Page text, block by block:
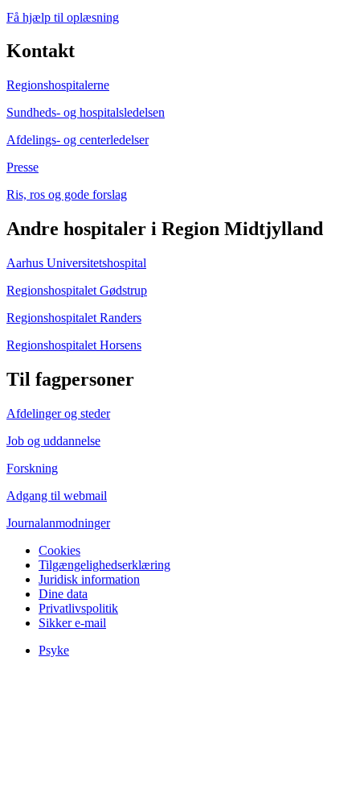
Få hjælp til oplæsning
Kontakt
Regionshospitalerne
Sundheds- og hospitalsledelsen
Afdelings- og centerledelser
Presse
Ris, ros og gode forslag
Andre hospitaler i Region Midtjylland
Aarhus Universitetshospital
Regionshospitalet Gødstrup
Regionshospitalet Randers
Regionshospitalet Horsens
Til fagpersoner
Afdelinger og steder
Job og uddannelse
Forskning
Adgang til webmail
Journalanmodninger
Cookies
Tilgængelighedserklæring
Juridisk information
Dine data
Privatlivspolitik
Sikker e-mail
Psyke